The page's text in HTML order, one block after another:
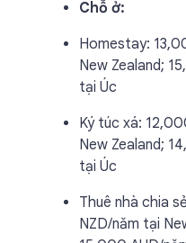
Chỗ ở:
Homestay:
New Zealand;
tại Úc
Ký túc xá:
New Zealand;
tại Úc
Thuê nhà chia
NZD/năm tại